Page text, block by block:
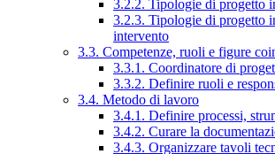
3.2.2. Tipologie di progetto
3.2.3. Tipologie di progetto
intervento
3.3. Competenze, ruoli e figure
3.3.1. Coordinatore di
3.3.2. Definire ruoli e
3.4. Metodo di lavoro
3.4.1. Definire processi,
3.4.2. Curare la
3.4.3. Organizzare tavoli